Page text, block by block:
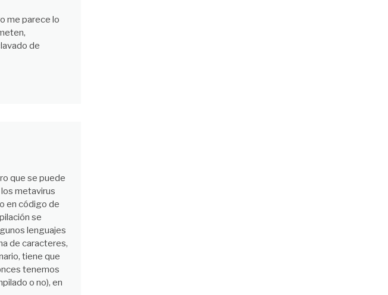
me parece lo
de
que se puede
metavirus
en código de
se
lenguajes
de caracteres,
tiene que
tenemos
o no), en